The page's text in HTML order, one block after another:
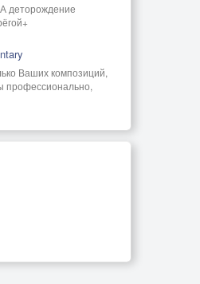
деторождение
Ваших композиций,
профессионально,